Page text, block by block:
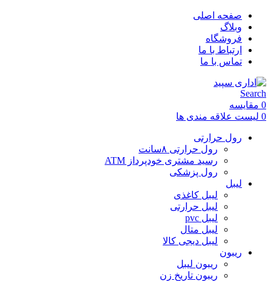
صفحه اصلی
وبلاگ
فروشگاه
ارتباط با ما
تماس با ما
Search
0 مقایسه
0 لیست علاقه مندی ها
رول حرارتی
رول حرارتی ۸سانت
رسید مشتری خودپرداز ATM
رول پزشکی
لیبل
لیبل کاغذی
لیبل حرارتی
لیبل pvc
لیبل متال
لیبل دیجی کالا
ریبون
ریبون لیبل
ریبون تاریخ زن